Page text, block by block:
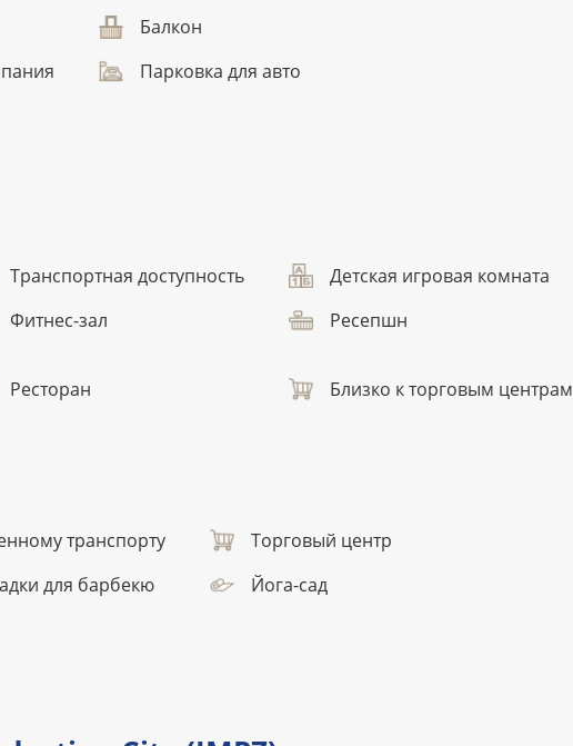
Балкон
Парковка для авто
Транспортная доступность
Детская игровая комната
Фитнес-зал Ресепшн
Ресторан Близко к торговым центрам
транспорту
Торговый центр
для барбекю Йога-сад